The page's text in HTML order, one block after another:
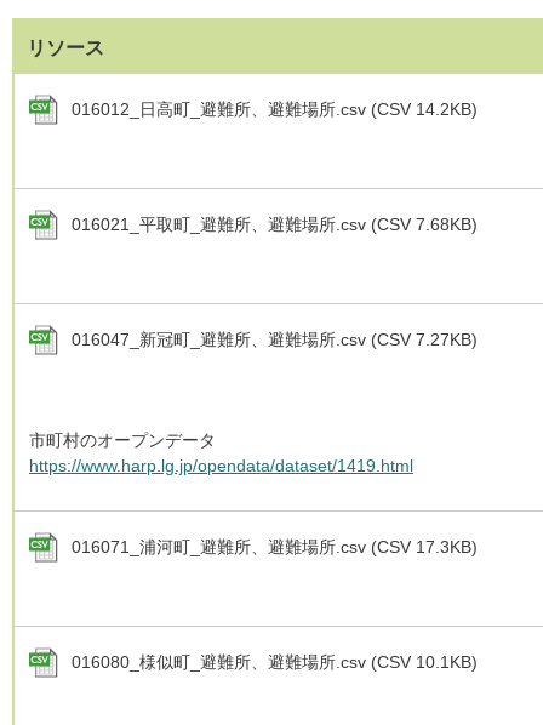
リソース
016012_日高町_避難所、避難場所.csv (CSV 14.2KB)
016021_平取町_避難所、避難場所.csv (CSV 7.68KB)
016047_新冠町_避難所、避難場所.csv (CSV 7.27KB)
市町村のオープンデータ
https://www.harp.lg.jp/opendata/dataset/1419.html
016071_浦河町_避難所、避難場所.csv (CSV 17.3KB)
016080_様似町_避難所、避難場所.csv (CSV 10.1KB)